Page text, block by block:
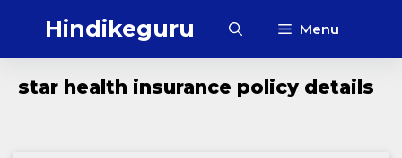
Hindikeguru Menu
star health insurance policy details